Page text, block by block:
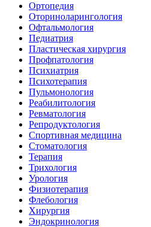
Ортопедия
Оториноларингология
Офтальмология
Педиатрия
Пластическая хирургия
Профпатология
Психиатрия
Психотерапия
Пульмонология
Реабилитология
Ревматология
Репродуктология
Спортивная медицина
Стоматология
Терапия
Трихология
Урология
Физиотерапия
Флебология
Хирургия
Эндокринология